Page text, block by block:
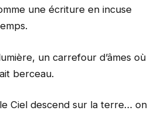
une écriture en incuse
un carrefour d’âmes où
berceau.
Ciel descend sur la terre… on